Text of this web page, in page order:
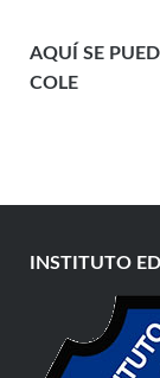
AQUÍ SE
COLE
INSTITUTO